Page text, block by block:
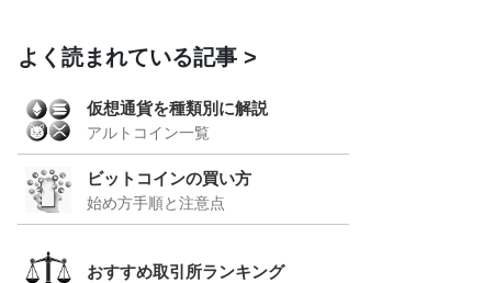
よく読まれている記事
仮想通貨を種類別に解説
アルトコイン一覧
ビットコインの買い方
始め方手順と注意点
おすすめ取引所ランキング